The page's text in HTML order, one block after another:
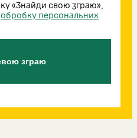
«Знайди свою зграю»,
обробку персональних
зграю